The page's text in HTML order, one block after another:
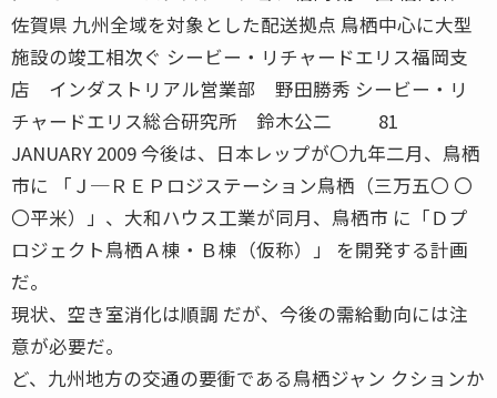
佐賀県 九州全域を対象とした配送拠点 鳥栖中心に大型
施設の竣工相次ぐ シービー・リチャードエリス福岡支
店 インダストリアル営業部 野田勝秀 シービー・リ
チャードエリス総合研究所 鈴木公二 81
JANUARY 2009 今後は、日本レップが〇九年二月、鳥栖
市に 「Ｊ─ＲＥＰロジステーション鳥栖（三万五〇 〇
〇平米）」、大和ハウス工業が同月、鳥栖市 に「Ｄプ
ロジェクト鳥栖Ａ棟・Ｂ棟（仮称）」 を開発する計画
だ。
現状、空き室消化は順調 だが、今後の需給動向には注
意が必要だ。
ど、九州地方の交通の要衝である鳥栖ジャン クションか